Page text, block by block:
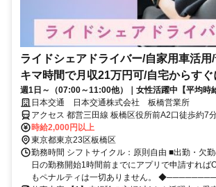
ライドシェアドライバー/自家用車活用
キマ時間で月収21万円可/自宅からす
る
週1日～（07:00～11:00他）｜女性活躍中【平均時
間・愛車で直行直帰】ライドシェアのドライバー◎
なのでスキマ時間に！当日の急なシフト変更も調整
日本交通 日本交通株式会社 板橋営業所
アクセス 都営三田線 板橋区役所前A2口徒歩約7
橋北口徒歩約6分、東武東上線 大山（東京都）北
時給2,000円以上
東京都東京23区板橋区
勤務時間 シフトサイクル：原則自由 ■出勤・欠
日の勤務開始1時間前までにアプリで申請すれ
もペナルティは一切ありません。